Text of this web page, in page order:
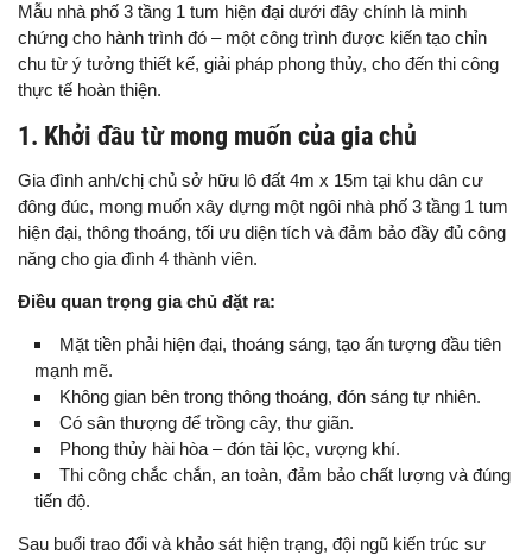
Mẫu nhà phố 3 tầng 1 tum hiện đại dưới đây chính là minh
chứng cho hành trình đó – một công trình được kiến tạo chỉn
chu từ ý tưởng thiết kế, giải pháp phong thủy, cho đến thi công
thực tế hoàn thiện.
1. Khởi đầu từ mong muốn của gia chủ
Gia đình anh/chị chủ sở hữu lô đất 4m x 15m tại khu dân cư
đông đúc, mong muốn xây dựng một ngôi nhà phố 3 tầng 1 tum
hiện đại, thông thoáng, tối ưu diện tích và đảm bảo đầy đủ công
năng cho gia đình 4 thành viên.
Điều quan trọng gia chủ đặt ra:
Mặt tiền phải hiện đại, thoáng sáng, tạo ấn tượng đầu tiên
mạnh mẽ.
Không gian bên trong thông thoáng, đón sáng tự nhiên.
Có sân thượng để trồng cây, thư giãn.
Phong thủy hài hòa – đón tài lộc, vượng khí.
Thi công chắc chắn, an toàn, đảm bảo chất lượng và đúng
tiến độ.
Sau buổi trao đổi và khảo sát hiện trạng, đội ngũ kiến trúc sư